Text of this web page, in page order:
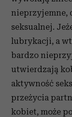
nieprzyjemne,
seksualnej.
lubrykacji, a
bardzo
utwierdzają
aktywność
przeżycia
kobiet, może